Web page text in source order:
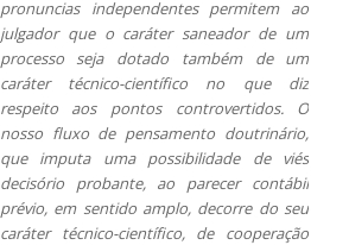
pronuncias independentes permitem ao
julgador que o caráter saneador de um
processo seja dotado também de um
caráter técnico-científico no que diz
respeito aos pontos controvertidos. O
nosso fluxo de pensamento doutrinário,
que imputa uma possibilidade de viés
decisório probante, ao parecer contábil
prévio, em sentido amplo, decorre do seu
caráter técnico-científico, de cooperação